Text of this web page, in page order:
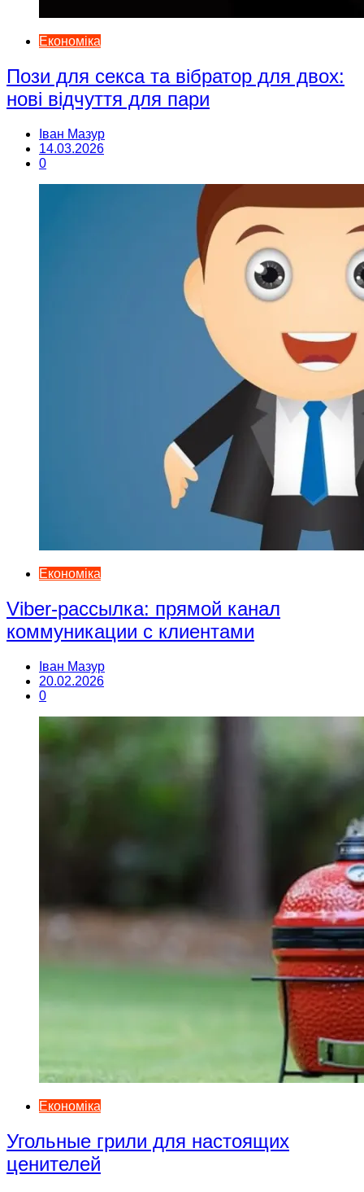
Економіка
Пози для секса та вібратор для двох:
нові відчуття для пари
Іван Мазур
14.03.2026
0
Економіка
Viber-рассылка: прямой канал
коммуникации с клиентами
Іван Мазур
20.02.2026
0
Економіка
Угольные грили для настоящих
ценителей